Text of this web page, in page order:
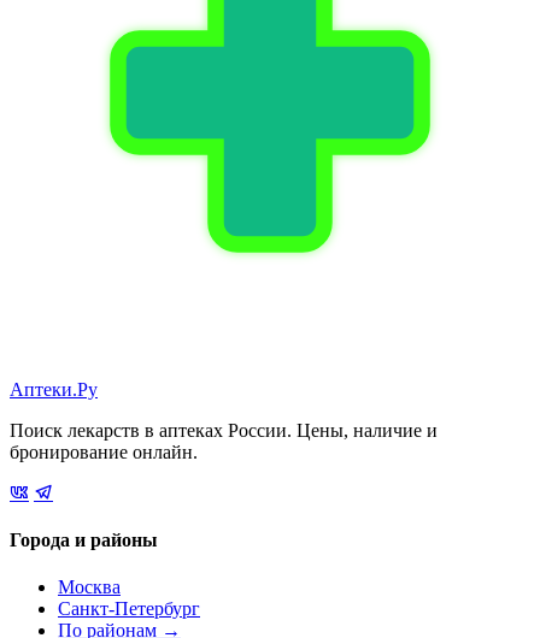
Аптеки.Ру
Поиск лекарств в аптеках России. Цены, наличие и
бронирование онлайн.
Города и районы
Москва
Санкт-Петербург
По районам →